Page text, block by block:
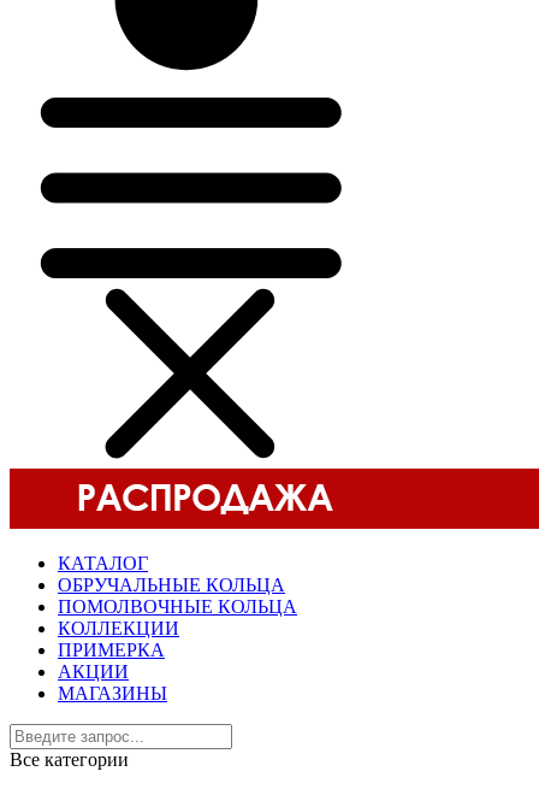
КАТАЛОГ
ОБРУЧАЛЬНЫЕ КОЛЬЦА
ПОМОЛВОЧНЫЕ КОЛЬЦА
КОЛЛЕКЦИИ
ПРИМЕРКА
АКЦИИ
МАГАЗИНЫ
Все категории